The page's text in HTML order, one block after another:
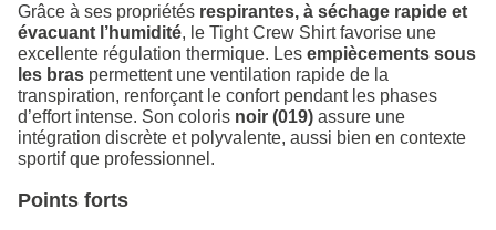
Grâce à ses propriétés respirantes, à séchage rapide et
évacuant l’humidité, le Tight Crew Shirt favorise une
excellente régulation thermique. Les empiècements sous
les bras permettent une ventilation rapide de la
transpiration, renforçant le confort pendant les phases
d’effort intense. Son coloris noir (019) assure une
intégration discrète et polyvalente, aussi bien en contexte
sportif que professionnel.
Points forts